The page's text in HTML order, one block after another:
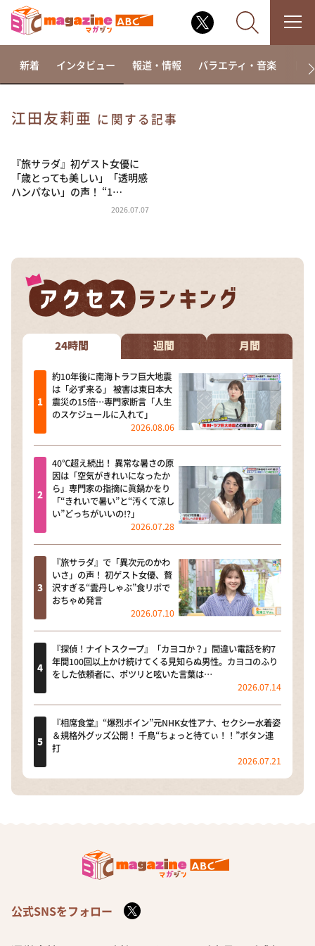
相席食堂
これ余談なんですけど・・・
～人生密着トークバラエティ！～ やすとものいたっ
河合＆A.B.C-Z塚田×福井アナ「なんでやねん！？」
（news おかえり）
DAIGOも台所 ～きょうの献立 何にする？～
本日はダイアンなり！シーズン２
朝だ！生です旅サラダ
教えて！ニュースライブ 正義のミカタ
ＬＩＦＥ～夢のカタチ～
新婚さんいらっしゃい！
ポツンと一軒家
ザキ山小屋本館
ぺこぱのまるスポ
新着 インタビュー 報道・情報 バラエティ・音楽 ド
江⽥友莉亜 に関する記事
『旅サラダ』初ゲスト女優に
「歳とっても美しい」「透明感
ハンパない」の声！ “1…
2026.07.07
24時間 週間 月間
約10年後に南海トラフ巨大地震
は「必ず来る」 被害は東日本大
震災の15倍…専門家断言「人生
のスケジュールに入れて」
2026.08.06
40℃超え続出！ 異常な暑さの原
因は「空気がきれいになったか
ら」専門家の指摘に眞鍋かをり
「“きれいで暑い”と“汚くて涼し
い”どっちがいいの!?」
2026.07.28
『旅サラダ』で「異次元のかわ
いさ」の声！ 初ゲスト女優、贅
沢すぎる“雲丹しゃぶ”食リポで
おちゃめ発言
2026.07.10
『探偵！ナイトスクープ』「カヨコか？」間違い電話を約7
年間100回以上かけ続けてくる見知らぬ男性。カヨコのふり
をした依頼者に、ポツリと呟いた言葉は…
2026.07.14
『相席食堂』“爆烈ボイン”元NHK女性アナ、セクシー水着姿
＆規格外グッズ公開！ 千鳥“ちょっと待てぃ！！”ボタン連
打
2026.07.21
公式SNSをフォロー